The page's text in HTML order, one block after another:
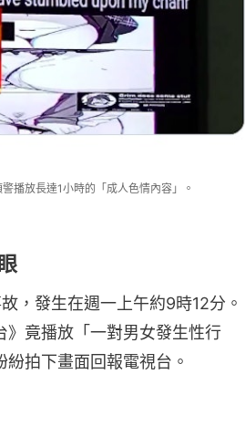
播放長達1小時的「成人色情內容」。
，發生在週一上午約9時12分。
竟播放「一對男女發生性行
拍下畫面回報電視台。